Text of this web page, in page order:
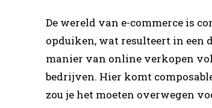
De wereld van e-commerce is
opduiken, wat resulteert in een
manier van online verkopen
bedrijven. Hier komt
zou je het moeten overwegen